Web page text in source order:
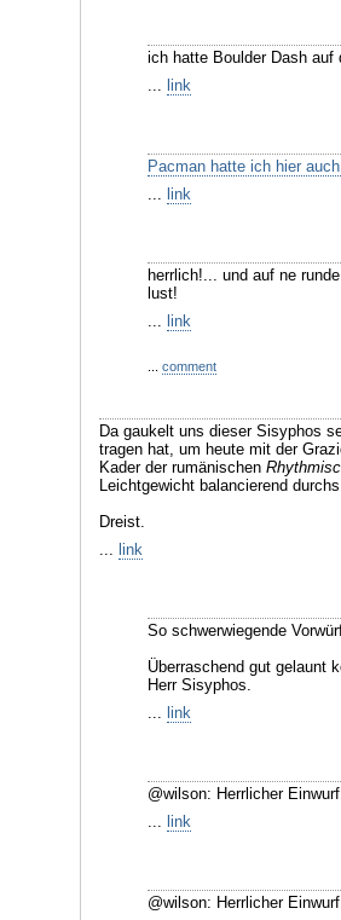
ich hatte Boulder Dash auf
... link
Pacman hatte ich hier
... link
herrlich!... und auf ne
lust!
... link
comment
Da gaukelt uns dieser Sisyphos
tragen hat, um heute mit der
Kader der rumänischen
Leichtgewicht balancierend
Dreist.
... link
So schwerwiegende
Überraschend gut gelaunt
Herr Sisyphos.
... link
@wilson: Herrlicher
... link
@wilson: Herrlicher